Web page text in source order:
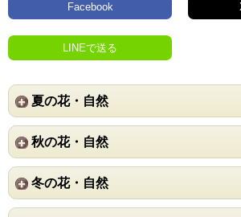
Facebook
LINEで送る
夏の花・自然
秋の花・自然
冬の花・自然